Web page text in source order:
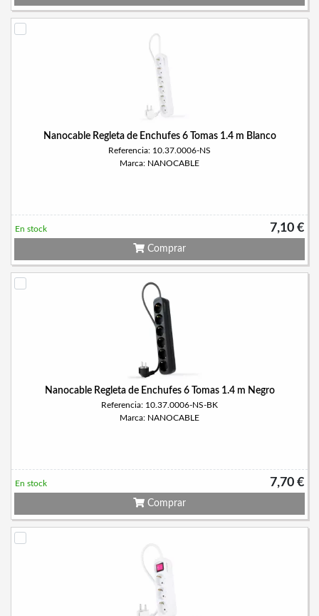
Nanocable Regleta de Enchufes 6 Tomas 1.4 m Blanco
Referencia: 10.37.0006-NS
Marca: NANOCABLE
7,10 €
En stock
Comprar
Nanocable Regleta de Enchufes 6 Tomas 1.4 m Negro
Referencia: 10.37.0006-NS-BK
Marca: NANOCABLE
7,70 €
En stock
Comprar